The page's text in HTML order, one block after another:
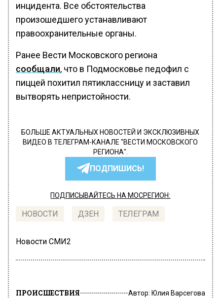
инцидента. Все обстоятельства
произошедшего устанавливают
правоохранительные органы.
Ранее Вести Московского региона
сообщали, что в Подмосковье педофил с
пиццей похитил пятиклассницу и заставил
вытворять непристойности.
БОЛЬШЕ АКТУАЛЬНЫХ НОВОСТЕЙ И ЭКСКЛЮЗИВНЫХ
ВИДЕО В ТЕЛЕГРАМ-КАНАЛЕ "ВЕСТИ МОСКОВСКОГО
РЕГИОНА".
ПОДПИШИСЬ!
ПОДПИСЫВАЙТЕСЬ НА МОСРЕГИОН:
НОВОСТИ ДЗЕН ТЕЛЕГРАМ
Новости СМИ2
ПРОИСШЕСТВИЯ Автор: Юлия Варсегова